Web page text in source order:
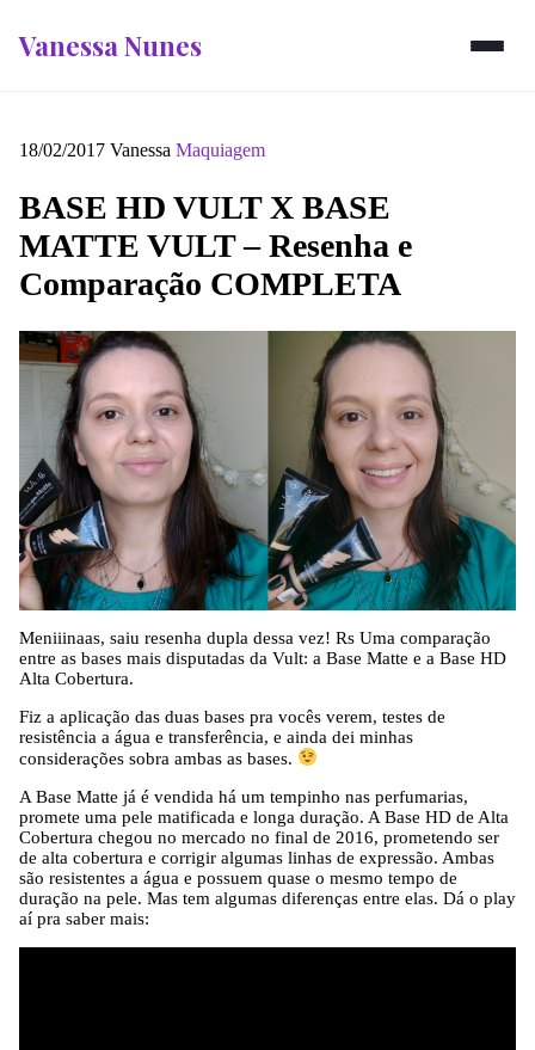
Vanessa Nunes
18/02/2017 Vanessa Maquiagem
BASE HD VULT X BASE
MATTE VULT – Resenha e
Comparação COMPLETA
Meniiinaas, saiu resenha dupla dessa vez! Rs Uma comparação
entre as bases mais disputadas da Vult: a Base Matte e a Base HD
Alta Cobertura.
Fiz a aplicação das duas bases pra vocês verem, testes de
resistência a água e transferência, e ainda dei minhas
considerações sobra ambas as bases.
A Base Matte já é vendida há um tempinho nas perfumarias,
promete uma pele matificada e longa duração. A Base HD de Alta
Cobertura chegou no mercado no final de 2016, prometendo ser
de alta cobertura e corrigir algumas linhas de expressão. Ambas
são resistentes a água e possuem quase o mesmo tempo de
duração na pele. Mas tem algumas diferenças entre elas. Dá o play
aí pra saber mais: